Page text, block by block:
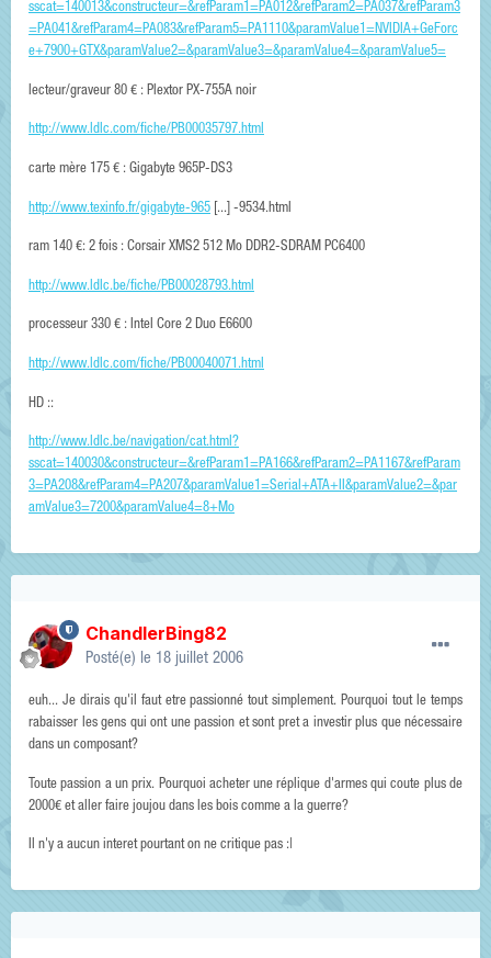
sscat=140013&constructeur=&refParam1=PA012&refParam2=PA037&refParam3
=PA041&refParam4=PA083&refParam5=PA1110&paramValue1=NVIDIA+GeForc
e+7900+GTX&paramValue2=&paramValue3=&paramValue4=&paramValue5=
lecteur/graveur 80 € : Plextor PX-755A noir
http://www.ldlc.com/fiche/PB00035797.html
carte mère 175 € : Gigabyte 965P-DS3
http://www.texinfo.fr/gigabyte-965 [...] -9534.html
ram 140 €: 2 fois : Corsair XMS2 512 Mo DDR2-SDRAM PC6400
http://www.ldlc.be/fiche/PB00028793.html
processeur 330 € : Intel Core 2 Duo E6600
http://www.ldlc.com/fiche/PB00040071.html
HD ::
http://www.ldlc.be/navigation/cat.html?
sscat=140030&constructeur=&refParam1=PA166&refParam2=PA1167&refParam
3=PA208&refParam4=PA207&paramValue1=Serial+ATA+II&paramValue2=&par
amValue3=7200&paramValue4=8+Mo
ChandlerBing82
Posté(e) le 18 juillet 2006
euh... Je dirais qu'il faut etre passionné tout simplement. Pourquoi tout le temps
rabaisser les gens qui ont une passion et sont pret a investir plus que nécessaire
dans un composant?
Toute passion a un prix. Pourquoi acheter une réplique d'armes qui coute plus de
2000€ et aller faire joujou dans les bois comme a la guerre?
Il n'y a aucun interet pourtant on ne critique pas :|